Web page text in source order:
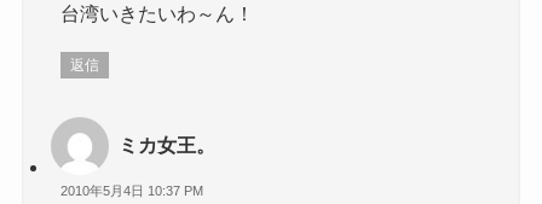
台湾いきたいわ～ん！
返信
ミカ女王。
2010年5月4日 10:37 PM